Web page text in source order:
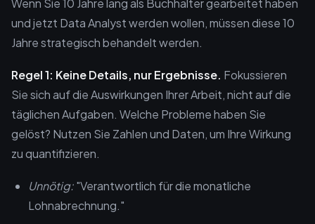
Wenn Sie 10 Jahre lang als Buchhalter gearbeitet haben
und jetzt Data Analyst werden wollen, müssen diese 10
Jahre strategisch behandelt werden.
Regel 1: Keine Details, nur Ergebnisse. Fokussieren
Sie sich auf die Auswirkungen Ihrer Arbeit, nicht auf die
täglichen Aufgaben. Welche Probleme haben Sie
gelöst? Nutzen Sie Zahlen und Daten, um Ihre Wirkung
zu quantifizieren.
Unnötig:"Verantwortlich für die monatliche
Lohnabrechnung."